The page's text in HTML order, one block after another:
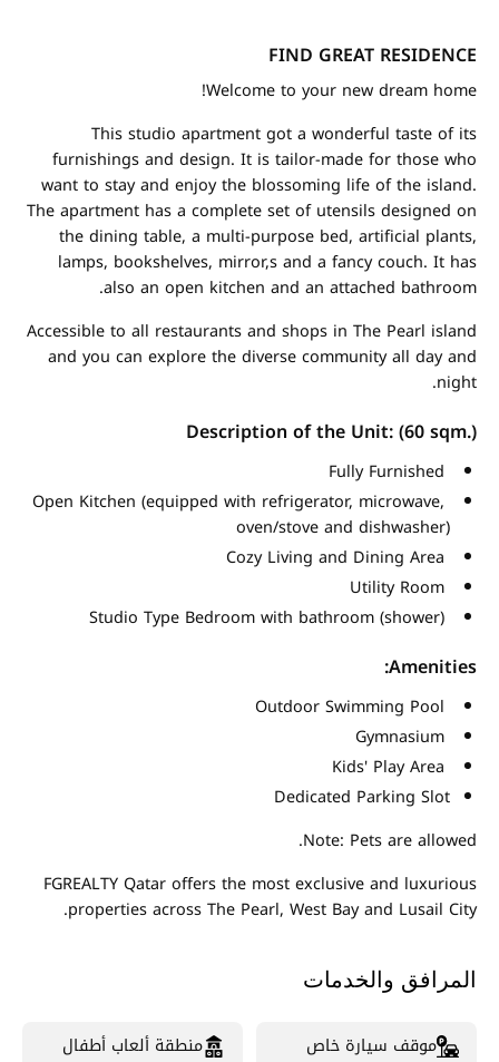
FIND GREAT RESIDENCE
Welcome to your new dream home!
This studio apartment got a wonderful taste of its
furnishings and design. It is tailor-made for those who
want to stay and enjoy the blossoming life of the island.
The apartment has a complete set of utensils designed on
the dining table, a multi-purpose bed, artificial plants,
lamps, bookshelves, mirror,s and a fancy couch. It has
also an open kitchen and an attached bathroom.
Accessible to all restaurants and shops in The Pearl island
and you can explore the diverse community all day and
night.
Description of the Unit: (60 sqm.)
Open Kitchen (equipped with refrigerator, microwave,
oven/stove and dishwasher)
Amenities:
Dedicated Parking Slot
Note: Pets are allowed.
FGREALTY Qatar offers the most exclusive and luxurious
properties across The Pearl, West Bay and Lusail City.
المرافق والخدمات
موقف سيارة خاص منطقة ألعاب أطفال